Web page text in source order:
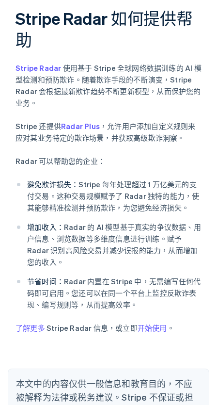
Stripe Radar 如何提供帮
助
Stripe Radar 使用基于 Stripe 全球网络数据训练的 AI 模
型检测和预防欺诈。随着欺诈手段的不断演变，Stripe
Radar 会根据最新欺诈趋势不断更新模型，从而保护您的
业务。
Stripe 还提供Radar Plus ，允许用户添加自定义规则来
应对其业务特定的欺诈场景，并获取高级欺诈洞察。
Radar 可以帮助您的企业：
避免欺诈损失：Stripe 每年处理超过 1 万亿美元的支
付交易。这种交易规模赋予了 Radar 独特的能力，使
其能够精准检测并预防欺诈，为您避免经济损失。
增加收入： Radar 的 AI 模型基于真实的争议数据、用
户信息、浏览数据等多维度信息进行训练。赋予
Radar 识别高风险交易并减少误报的能力，从而增加
您的收入。
节省时间： Radar 内置在 Stripe 中，无需编写任何代
码即可启用。您还可以在同一个平台上监控反欺诈表
现、编写规则等，从而提高效率。
了解更多 Stripe Radar 信息，或立即开始使用 。
本文中的内容仅供一般信息和教育目的，不应
被解释为法律或税务建议。Stripe 不保证或担
阿联酋
爱尔兰
English
爱沙尼亚
English
奥地利
澳大利亚
English
巴西
保加利亚
English
丹麦
English
德国